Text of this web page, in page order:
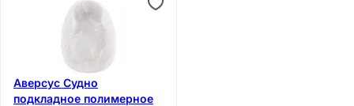
Аверсус Судно
подкладное полимерное